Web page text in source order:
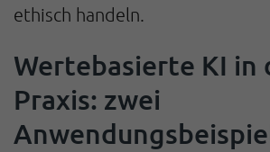
ethisch handeln.
Wertebasierte KI in
Praxis: zwei